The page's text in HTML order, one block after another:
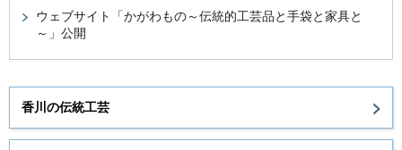
ウェブサイト「かがわもの～伝統的工芸品と手袋と家具と
～」公開
香川の伝統工芸